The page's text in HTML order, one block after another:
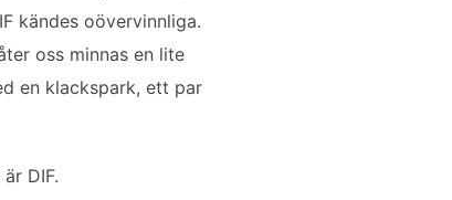
kändes oövervinnliga.
oss minnas en lite
en klackspark, ett par
DIF.